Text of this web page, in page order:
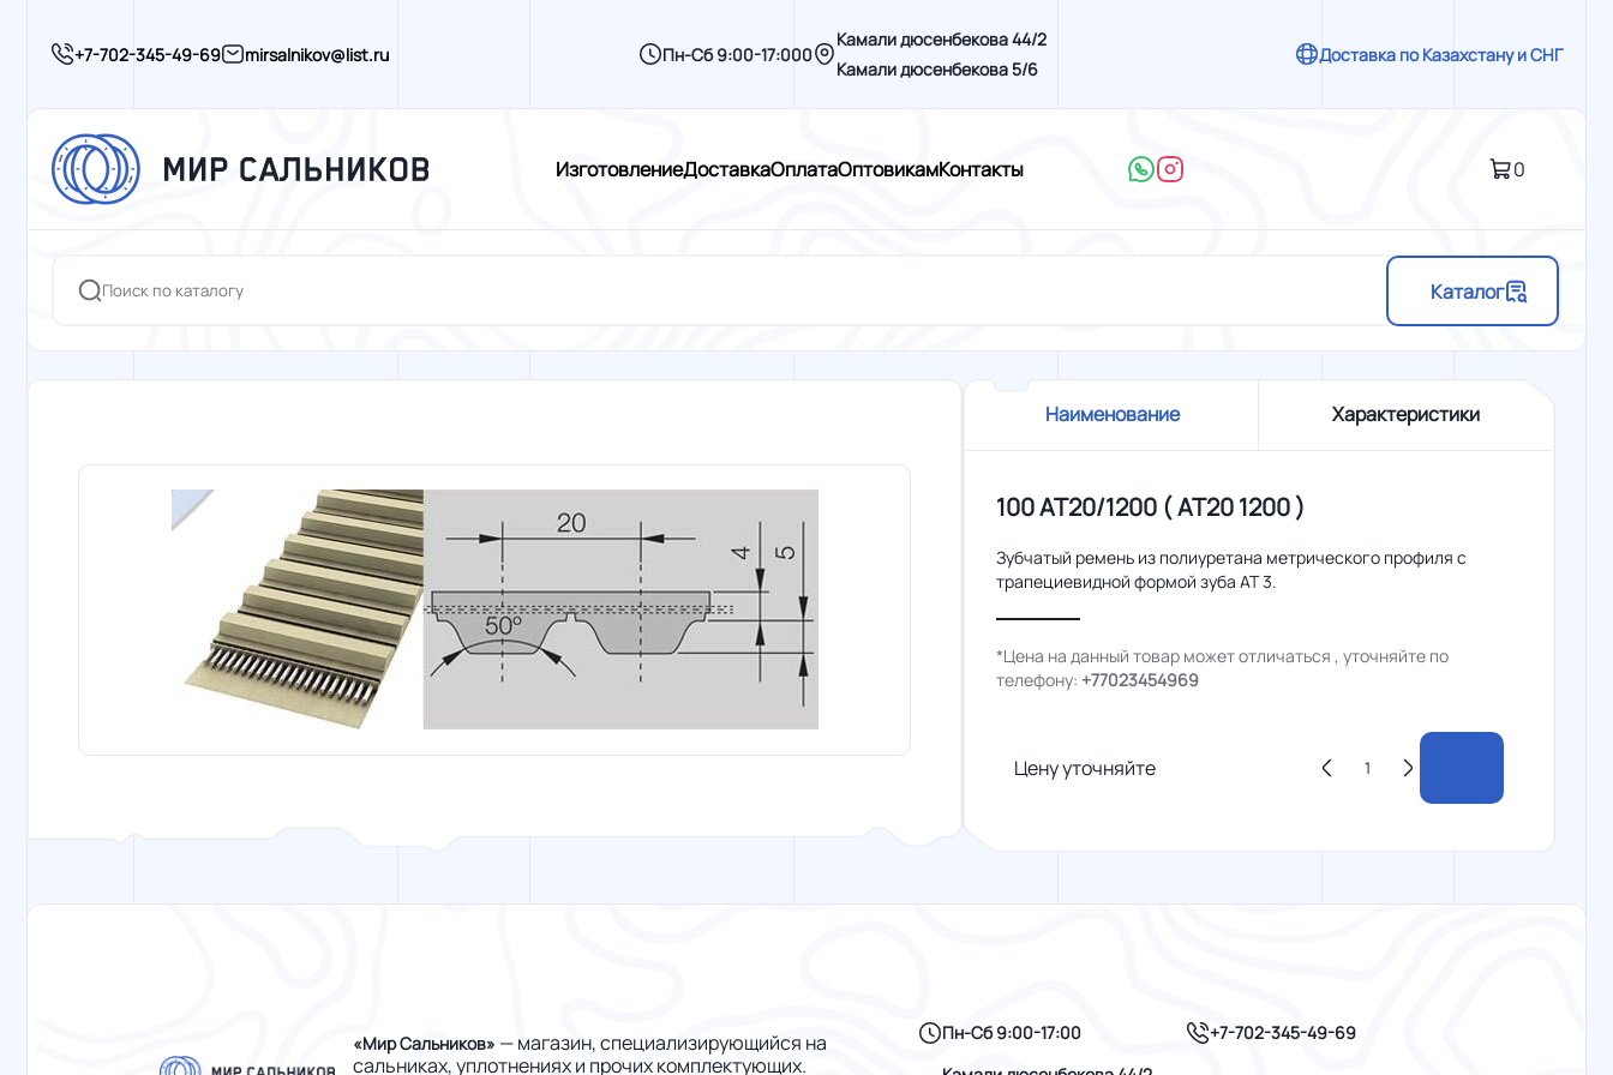
+7-702-345-49-69 mirsalnikov@list.ru Пн-Сб 9:00-17:000
Камали дюсенбекова 44/2
Камали дюсенбекова 5/6
Доставка по Казахстану и СНГ
ИзготовлениеДоставкаОплатаОптовикамКонтакты 0
Каталог
Наименование Характеристики
100 AT20/1200 ( АТ20 1200 )
Зубчатый ремень из полиуретана метрического профиля с
трапециевидной формой зуба AT 3.
*Цена на данный товар может отличаться , уточняйте по
телефону: +77023454969
Цену уточняйте
«Мир Сальников» — магазин, специализирующийся на
сальниках, уплотнениях и прочих комплектующих.
Пн-Сб 9:00-17:00
+7-702-345-49-69